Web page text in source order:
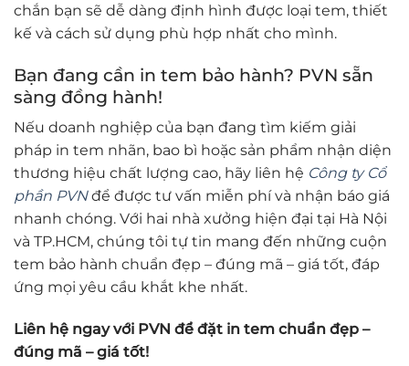
chắn bạn sẽ dễ dàng định hình được loại tem, thiết
kế và cách sử dụng phù hợp nhất cho mình.
Bạn đang cần in tem bảo hành? PVN sẵn
sàng đồng hành!
Nếu doanh nghiệp của bạn đang tìm kiếm giải
pháp in tem nhãn, bao bì hoặc sản phẩm nhận diện
thương hiệu chất lượng cao, hãy liên hệ Công ty Cổ
phần PVNđể được tư vấn miễn phí và nhận báo giá
nhanh chóng. Với hai nhà xưởng hiện đại tại Hà Nội
và TP.HCM, chúng tôi tự tin mang đến những cuộn
tem bảo hành chuẩn đẹp – đúng mã – giá tốt, đáp
ứng mọi yêu cầu khắt khe nhất.
Liên hệ ngay với PVN để đặt in tem chuẩn đẹp –
đúng mã – giá tốt!